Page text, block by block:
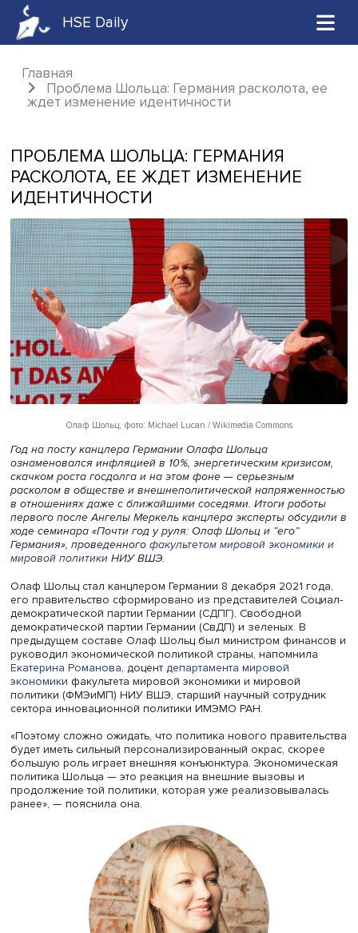
HSE Daily
Главная
Проблема Шольца: Германия расколота,
ПРОБЛЕМА ШОЛЬЦА: ГЕРМАНИЯ
РАСКОЛОТА, ЕЕ ЖДЕТ ИЗМЕНЕНИЕ
ИДЕНТИЧНОСТИ
Олаф Шольц, фото: Michael Lucan / Wikimedia Commons
Год на посту канцлера Германии Олафа Шольца
ознаменовался инфляцией в 10%, энергетическим
скачком роста госдолга и на этом фоне — серьезным
расколом в обществе и внешнеполитической
в отношениях даже с ближайшими соседями. Итоги
первого после Ангелы Меркель канцлера эксперты
ходе семинара «Почти год у руля: Олаф Шольц и “его”
Германия», проведенногофакультетом мировой
мировой политики НИУ ВШЭ.
Олаф Шольц стал канцлером Германии 8 декабря 2021
его правительство сформировано из представителей
демократической партии Германии (СДПГ), Свободной
предыдущем составе Олаф Шольц был министром
руководил экономической политикой страны,
Екатерина Романова, доцентдепартамента мировой
экономикифакультета мировой экономики и мировой
политики (ФМЭиМП) НИУ ВШЭ, старший научный
сектора инновационной политики ИМЭМО РАН.
«Поэтому сложно ожидать, что политика нового
будет иметь сильный персонализированный окрас,
большую роль играет внешняя конъюнктура.
политика Шольца — это реакция на внешние вызовы и
продолжение той политики, которая уже
ранее», — пояснила она.